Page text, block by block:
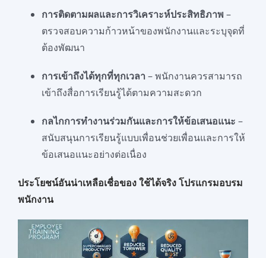
การติดตามผลและการวิเคราะห์ประสิทธิภาพ –
ตรวจสอบความก้าวหน้าของพนักงานและระบุจุดที่
ต้องพัฒนา
การเข้าถึงได้ทุกที่ทุกเวลา – พนักงานควรสามารถ
เข้าถึงสื่อการเรียนรู้ได้ตามความสะดวก
กลไกการทำงานร่วมกันและการให้ข้อเสนอแนะ –
สนับสนุนการเรียนรู้แบบเพื่อนช่วยเพื่อนและการให้
ข้อเสนอแนะอย่างต่อเนื่อง
ประโยชน์อันน่าเหลือเชื่อของ ใช้ได้จริง โปรแกรมอบรม
พนักงาน